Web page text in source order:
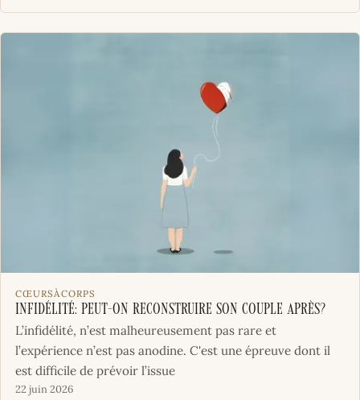
CŒURSÀCORPS
Infidélité: peut-on reconstruire son couple après?
L’infidélité, n’est malheureusement pas rare et
l’expérience n’est pas anodine. C'est une épreuve dont il
est difficile de prévoir l’issue
22 juin 2026